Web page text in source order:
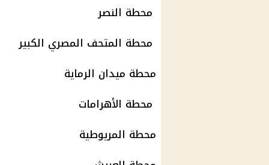
محطة النصر
محطة المتحف المصري الكبير
محطة ميدان الرماية
محطة الأهرامات
محطة المريوطية